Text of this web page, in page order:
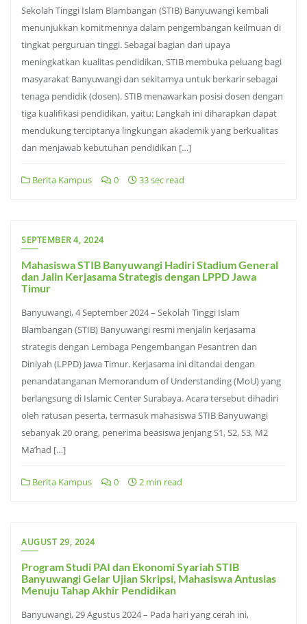
Sekolah Tinggi Islam Blambangan (STIB) Banyuwangi kembali
menunjukkan komitmennya dalam pengembangan keilmuan di
tingkat perguruan tinggi. Sebagai bagian dari upaya
meningkatkan kualitas pendidikan, STIB membuka peluang bagi
masyarakat Banyuwangi dan sekitarnya untuk berkarir sebagai
tenaga pendidik (dosen). STIB menawarkan posisi dosen dengan
tiga kualifikasi pendidikan, yaitu: Langkah ini diharapkan dapat
mendukung terciptanya lingkungan akademik yang berkualitas
dan menjawab kebutuhan pendidikan […]
Berita Kampus 0 33 sec read
SEPTEMBER 4, 2024
Mahasiswa STIB Banyuwangi Hadiri Stadium General
dan Jalin Kerjasama Strategis dengan LPPD Jawa
Timur
Banyuwangi, 4 September 2024 – Sekolah Tinggi Islam
Blambangan (STIB) Banyuwangi resmi menjalin kerjasama
strategis dengan Lembaga Pengembangan Pesantren dan
Diniyah (LPPD) Jawa Timur. Kerjasama ini ditandai dengan
penandatanganan Memorandum of Understanding (MoU) yang
berlangsung di Islamic Center Surabaya. Acara tersebut dihadiri
oleh ratusan peserta, termasuk mahasiswa STIB Banyuwangi
sebanyak 20 orang, penerima beasiswa jenjang S1, S2, S3, M2
Ma’had […]
Berita Kampus 0 2 min read
AUGUST 29, 2024
Program Studi PAI dan Ekonomi Syariah STIB
Banyuwangi Gelar Ujian Skripsi, Mahasiswa Antusias
Menuju Tahap Akhir Pendidikan
Banyuwangi, 29 Agustus 2024 – Pada hari yang cerah ini,